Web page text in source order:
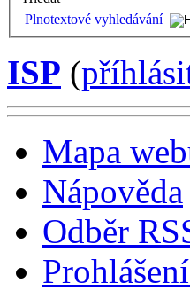
Plnotextové vyhledávání
ISP (
Mapa
Nápověda
Odběr